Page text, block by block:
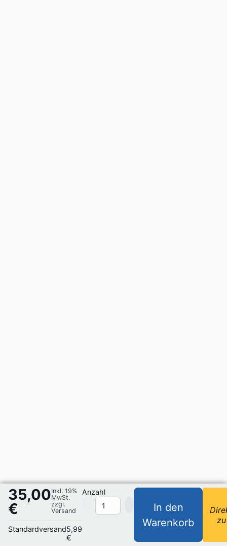
35,00
€
Inkl. 19%
MwSt.
zzgl.
Versand
Standardversand5,99
€
Anzahl
In den
Warenkorb
zu